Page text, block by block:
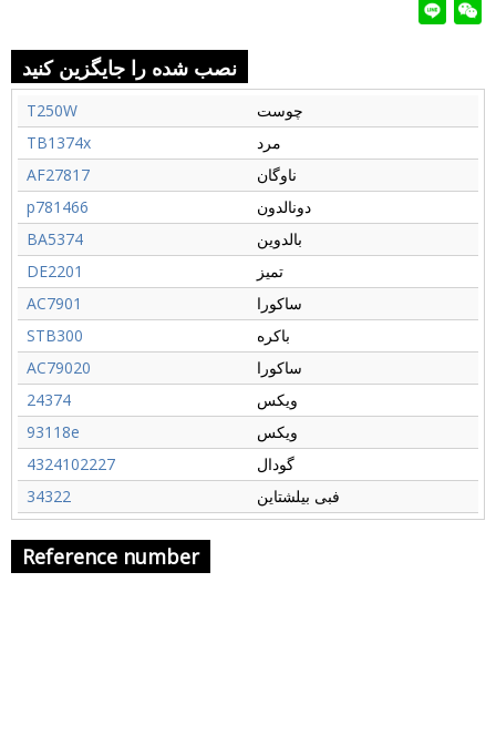
نصب شده را جایگزین کنید
T250W
چوست
TB1374x
مرد
AF27817
ناوگان
p781466
دونالدون
BA5374
بالدوین
DE2201
تمیز
AC7901
ساکورا
STB300
باکره
AC79020
ساکورا
24374
ویکس
93118e
ویکس
4324102227
گودال
34322
فبی بیلشتاین
Reference number